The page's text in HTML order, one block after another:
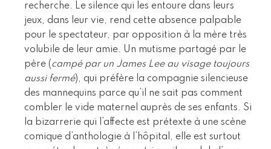
recherche. Le silence qui les entoure dans leurs
jeux, dans leur vie, rend cette absence palpable
pour le spectateur, par opposition à la mère très
volubile de leur amie. Un mutisme partagé par le
père (campé par un James Lee au visage toujours
aussi fermé), qui préfère la compagnie silencieuse
des mannequins parce qu’il ne sait pas comment
combler le vide maternel auprès de ses enfants. Si
la bizarrerie qui l’affecte est prétexte à une scène
comique d’anthologie à l’hôpital, elle est surtout